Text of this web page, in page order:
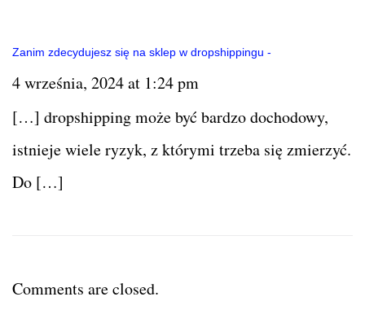
Zanim zdecydujesz się na sklep w dropshippingu -
4 września, 2024 at 1:24 pm
[…] dropshipping może być bardzo dochodowy,
istnieje wiele ryzyk, z którymi trzeba się zmierzyć.
Do […]
Comments are closed.